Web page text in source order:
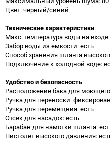
Цвет: черный/синий
Технические характеристики:
Макс. температура воды на
Забор воды из емкости: есть
Способ хранения шланга
Подключение к холодной воде:
Удобство и безопасность:
Расположение бака для моющего
Ручка для переноски:
Ручка для перемещния: есть
Отсек для насадок: есть
Барабан для намотки шланга:
Пистолет высокого давления: